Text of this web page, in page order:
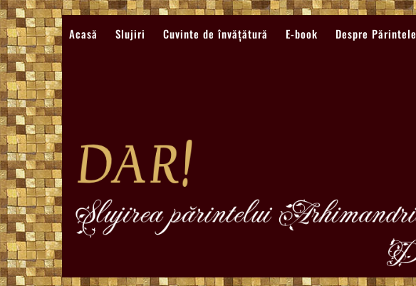
Sari
la
conținut
Acasă Slujiri Cuvinte de învățătură E-book Despre Părintele